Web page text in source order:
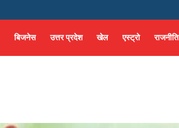
बिजनेस उत्तर प्रदेश खेल एस्ट्रो राजनीति